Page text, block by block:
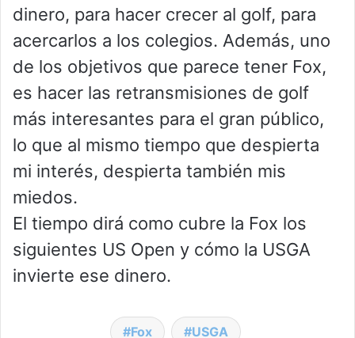
dinero, para hacer crecer al golf, para
acercarlos a los colegios. Además, uno
de los objetivos que parece tener Fox,
es hacer las retransmisiones de golf
más interesantes para el gran público,
lo que al mismo tiempo que despierta
mi interés, despierta también mis
miedos.
El tiempo dirá como cubre la Fox los
siguientes US Open y cómo la USGA
invierte ese dinero.
Fox USGA